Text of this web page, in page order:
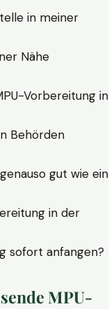
in meiner
Nähe
Vorbereitung in
Behörden
gut wie ein
in der
sofort anfangen?
MPU-